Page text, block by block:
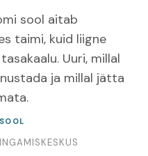
sool aitab
taimi, kuid liigne
Uuri, millal
ja millal jätta